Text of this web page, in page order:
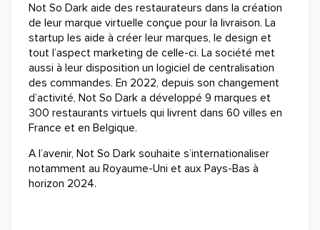
Not So Dark aide des restaurateurs dans la création
de leur marque virtuelle conçue pour la livraison. La
startup les aide à créer leur marques, le design et
tout l’aspect marketing de celle-ci. La société met
aussi à leur disposition un logiciel de centralisation
des commandes. En 2022, depuis son changement
d’activité, Not So Dark a développé 9 marques et
300 restaurants virtuels qui livrent dans 60 villes en
France et en Belgique.
A l’avenir, Not So Dark souhaite s’internationaliser
notamment au Royaume-Uni et aux Pays-Bas à
horizon 2024.